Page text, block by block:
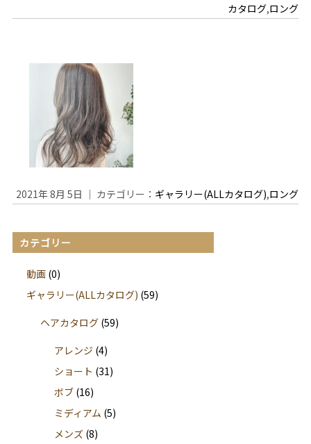
カタログ,ロング
2021年 8月 5日 ｜ カテゴリー： ギャラリー(ALLカタログ),ロング
カテゴリー
動画(0)
ギャラリー(ALLカタログ) (59)
ヘアカタログ(59)
アレンジ (4)
ショート (31)
ボブ(16)
ミディアム (5)
メンズ(8)